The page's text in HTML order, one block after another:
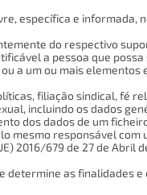
específica e informada,
do respectivo
a pessoa que
a um ou mais elementos
filiação sindical, fé
incluindo os dados
dos dados de um
mesmo responsável com
2016/679 de 27 de Abril
determine as finalidades